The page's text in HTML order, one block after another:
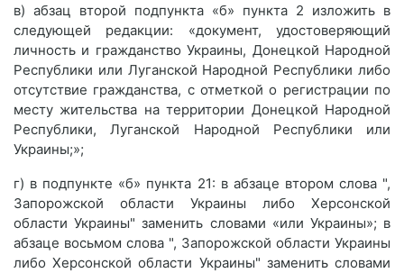
в) абзац второй подпункта «б» пункта 2 изложить в
следующей редакции: «документ, удостоверяющий
личность и гражданство Украины, Донецкой Народной
Республики или Луганской Народной Республики либо
отсутствие гражданства, с отметкой о регистрации по
месту жительства на территории Донецкой Народной
Республики, Луганской Народной Республики или
Украины;»;
г) в подпункте «б» пункта 21: в абзаце втором слова ",
Запорожской области Украины либо Херсонской
области Украины" заменить словами «или Украины»; в
абзаце восьмом слова ", Запорожской области Украины
либо Херсонской области Украины" заменить словами